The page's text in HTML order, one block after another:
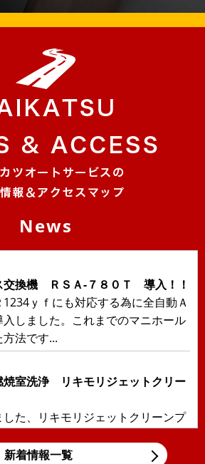
News
交換機 ＲＳＡ-７８０Ｔ 導入！！
ｙｆにも対応する為に全自動Ａ
しました。これまでのマニホール
法です...
焼室洗浄 リキモリジェットクリー
た、リキモリジェットクリーンプ
焼室汚れ、...
新着情報一覧